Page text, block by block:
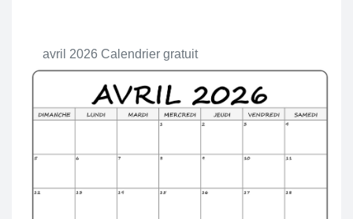
avril 2026 Calendrier gratuit